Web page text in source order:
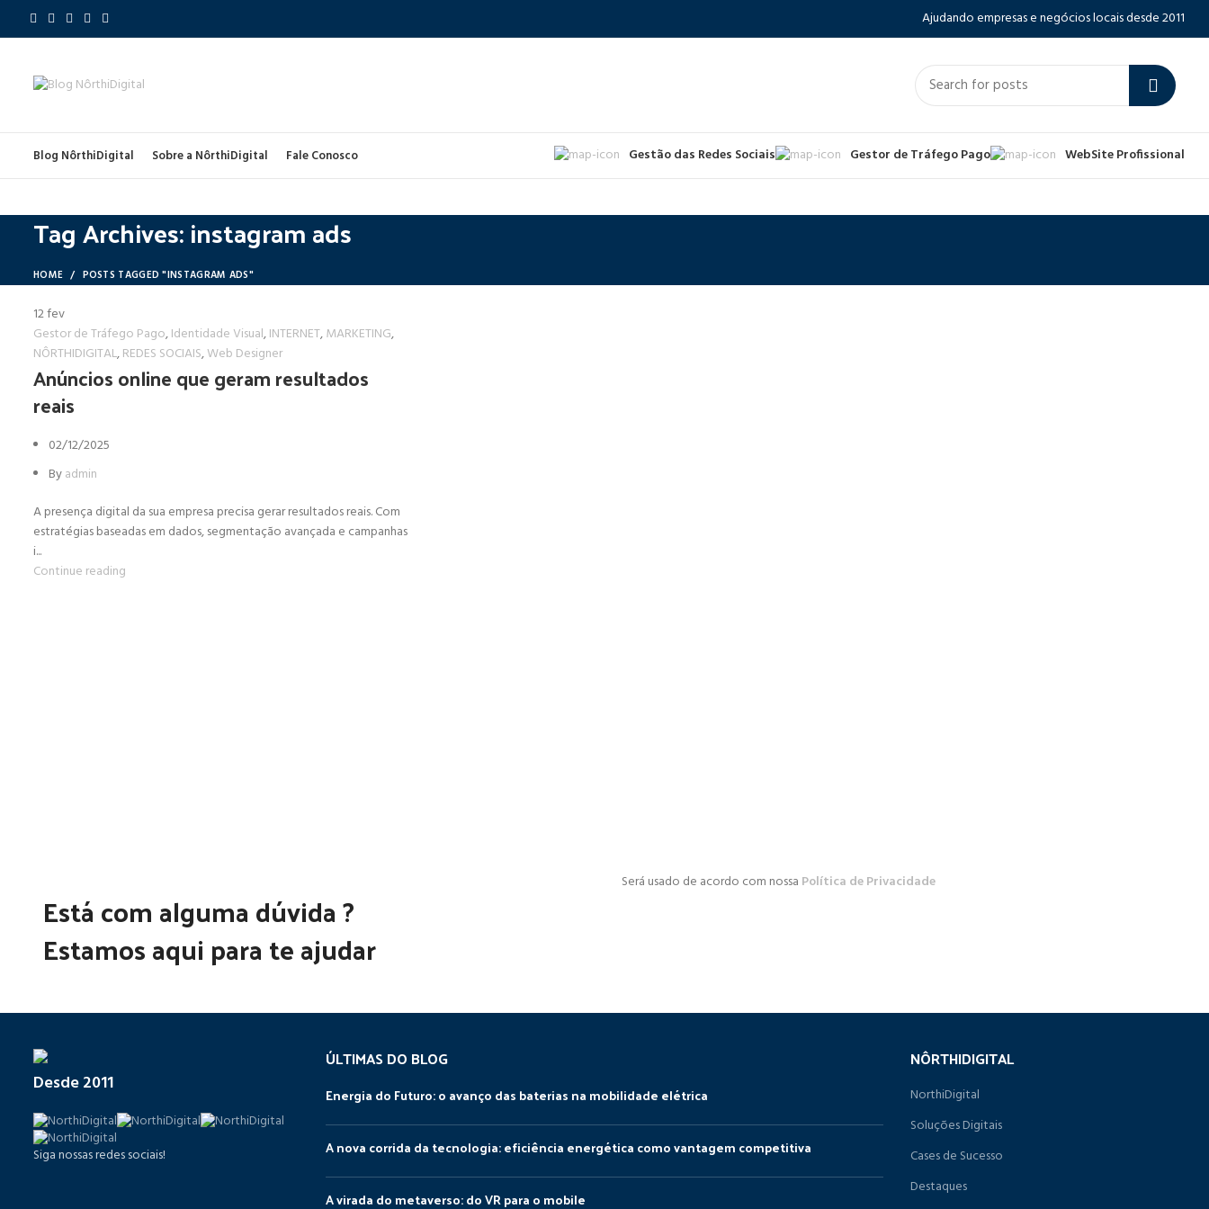
Ajudando empresas e negócios locais desde 2011
Blog NôrthiDigital Sobre a NôrthiDigital Fale Conosco Gestão das Redes Sociais Gestor de Tráfego Pago WebSite Profissional
Tag Archives: instagram ads
HOME POSTS TAGGED "INSTAGRAM ADS"
12fev
Gestor de Tráfego Pago,Identidade Visual,INTERNET,MARKETING,
NÔRTHIDIGITAL,REDES SOCIAIS,Web Designer
Anúncios online que geram resultados
reais
02/12/2025
Byadmin
A presença digital da sua empresa precisa gerar resultados reais. Com
estratégias baseadas em dados, segmentação avançada e campanhas
i...
Continue reading
Está com alguma dúvida ?
Estamos aqui para te ajudar
Será usado de acordo com nossa Política de Privacidade
Desde 2011
Siga nossas redes sociais!
ÚLTIMAS DO BLOG
Energia do Futuro: o avanço das baterias na mobilidade elétrica
A nova corrida da tecnologia: eficiência energética como vantagem competitiva
A virada do metaverso: do VR para o mobile
NÔRTHIDIGITAL
NorthiDigital
Soluções Digitais
Cases de Sucesso
Destaques